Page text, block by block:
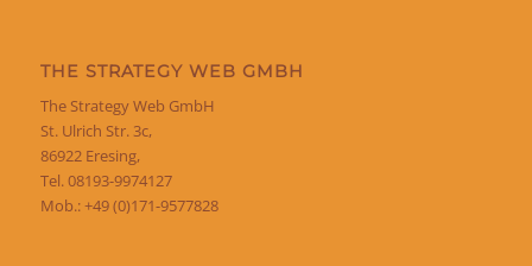
THE STRATEGY WEB GMBH
The Strategy Web GmbH
St. Ulrich Str. 3c,
86922 Eresing,
Tel. 08193-9974127
Mob.: +49 (0)171-9577828